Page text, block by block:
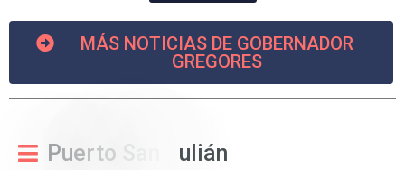
MÁS NOTICIAS DE GOBERNADOR
GREGORES
Puerto u ián